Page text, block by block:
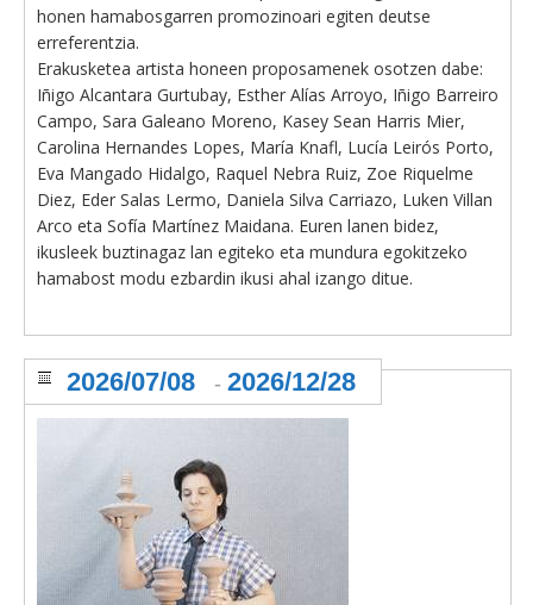
honen hamabosgarren promozinoari egiten deutse
erreferentzia.
Erakusketea artista honeen proposamenek osotzen dabe:
Iñigo Alcantara Gurtubay, Esther Alías Arroyo, Iñigo Barreiro
Campo, Sara Galeano Moreno, Kasey Sean Harris Mier,
Carolina Hernandes Lopes, María Knafl, Lucía Leirós Porto,
Eva Mangado Hidalgo, Raquel Nebra Ruiz, Zoe Riquelme
Diez, Eder Salas Lermo, Daniela Silva Carriazo, Luken Villan
Arco eta Sofía Martínez Maidana. Euren lanen bidez,
ikusleek buztinagaz lan egiteko eta mundura egokitzeko
hamabost modu ezbardin ikusi ahal izango ditue.
2026/07/08 - 2026/12/28